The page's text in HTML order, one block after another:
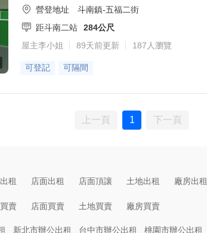
營登地址
斗南鎮-五福二街
距斗南二站
284公尺
屋主李小姐
89天前更新 187人瀏覽
可登記 可隔間
上一頁 1 下一頁
租 店面出租 店面頂讓 土地出租 廠房出租
賣 店面買賣 土地買賣 廠房買賣
新北市辦公出租 台中市辦公出租 桃園市辦公出租